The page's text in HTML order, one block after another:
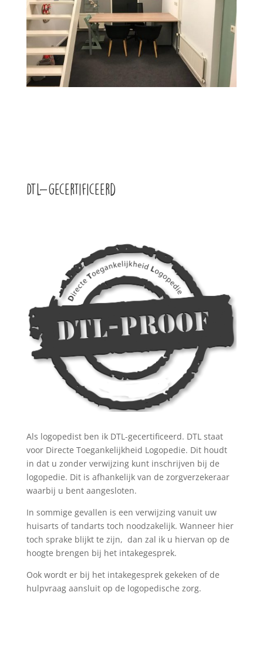
DTL-gecertificeerd
Als logopedist ben ik DTL-gecertificeerd. DTL staat
voor Directe Toegankelijkheid Logopedie. Dit houdt
in dat u zonder verwijzing kunt inschrijven bij de
logopedie. Dit is afhankelijk van de zorgverzekeraar
waarbij u bent aangesloten.
In sommige gevallen is een verwijzing vanuit uw
huisarts of tandarts toch noodzakelijk. Wanneer hier
toch sprake blijkt te zijn, dan zal ik u hiervan op de
hoogte brengen bij het intakegesprek.
Ook wordt er bij het intakegesprek gekeken of de
hulpvraag aansluit op de logopedische zorg.